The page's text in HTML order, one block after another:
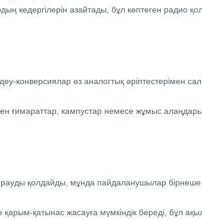
кедергілерін азайтады, бұл көптеген радио
конверсиялар өз аналогтық әріптестерімен
ғимараттар, кампустар немесе жұмыс
қолдайды, мұнда пайдаланушылар бірнеше
қатынас жасауға мүмкіндік береді, бұл